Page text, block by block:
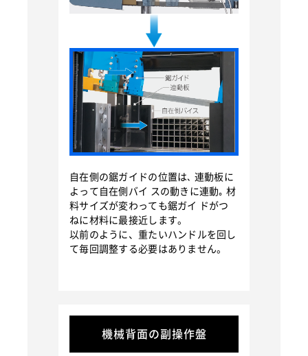
自在側の鋸ガイドの位置は､ 連動板に
よって自在側バイ スの動きに連動｡ 材
料サイズが変わっても鋸ガイ ドがつ
ねに材料に最接近します。
以前のように、重たいハンドルを回し
て毎回調整する必要はありません。
機械背面の副操作盤